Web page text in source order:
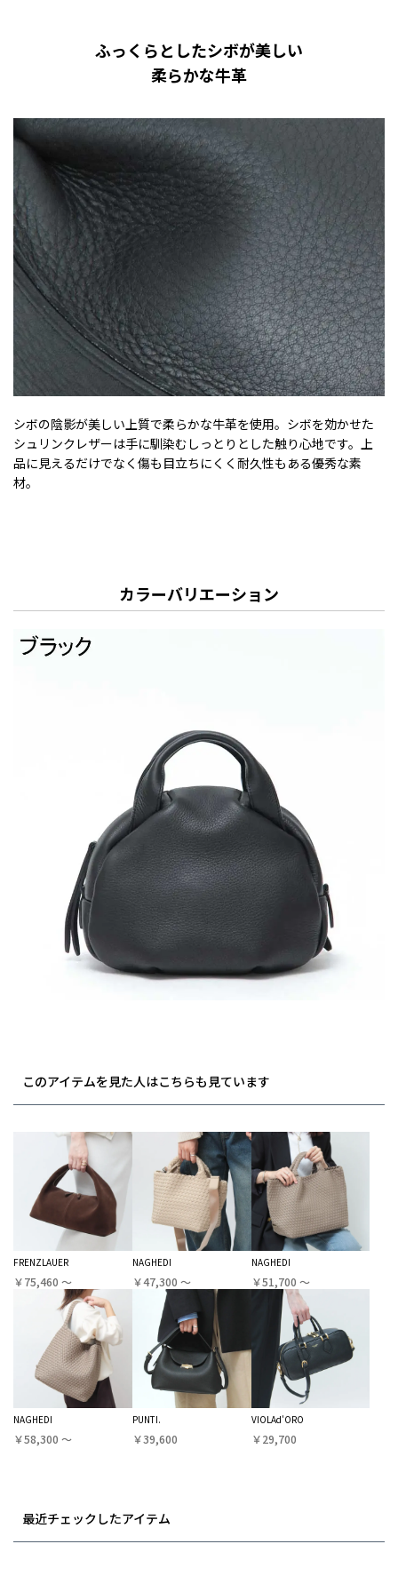
ふっくらとしたシボが美しい
柔らかな牛革
シボの陰影が美しい上質で柔らかな牛革を使用。シボを効かせた
シュリンクレザーは手に馴染むしっとりとした触り心地です。上
品に見えるだけでなく傷も目立ちにくく耐久性もある優秀な素
材。
カラーバリエーション
このアイテムを見た人はこちらも見ています
FRENZLAUER
￥75,460 〜
NAGHEDI
￥47,300 〜
NAGHEDI
￥51,700 〜
NAGHEDI
￥58,300 〜
PUNTI.
￥39,600
VIOLAd'ORO
￥29,700
最近チェックしたアイテム